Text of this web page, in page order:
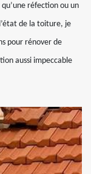
réfection ou un
de la toiture, je
pour rénover de
aussi impeccable